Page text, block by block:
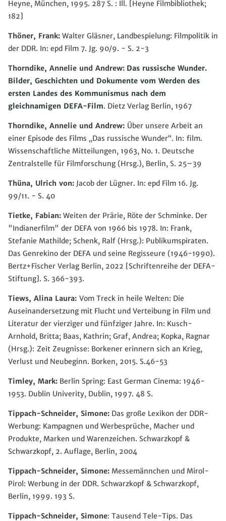
Heyne, München, 1995. 287 S. : Ill. [Heyne Filmbibliothek;
182]
Thöner, Frank: Walter Gläsner, Landbespielung: Filmpolitik in
der DDR. In: epd Film 7. Jg. 90/9. - S. 2-3
Thorndike, Annelie und Andrew: Das russische Wunder.
Bilder, Geschichten und Dokumente vom Werden des
ersten Landes des Kommunismus nach dem
gleichnamigen DEFA-Film. Dietz Verlag Berlin, 1967
Thorndike, Annelie und Andrew: Über unsere Arbeit an
einer Episode des Films „Das russische Wunder“. In: film.
Wissenschaftliche Mitteilungen, 1963, No. 1. Deutsche
Zentralstelle für Filmforschung (Hrsg.), Berlin, S. 25–39
Thüna, Ulrich von: Jacob der Lügner. In: epd Film 16. Jg.
99/11. - S. 40
Tietke, Fabian: Weiten der Prärie, Röte der Schminke. Der
"Indianerfilm" der DEFA von 1966 bis 1978. In: Frank,
Stefanie Mathilde; Schenk, Ralf (Hrsg.): Publikumspiraten.
Das Genrekino der DEFA und seine Regisseure (1946-1990).
Bertz+Fischer Verlag Berlin, 2022 [Schriftenreihe der DEFA-
Stiftung]. S. 366-393.
Tiews, Alina Laura: Vom Treck in heile Welten: Die
Auseinandersetzung mit Flucht und Verteibung in Film und
Literatur der vierziger und fünfziger Jahre. In: Kusch-
Arnhold, Britta; Baas, Kathrin; Graf, Andrea; Kopka, Ragnar
(Hrsg.): Zeit Zeugnisse: Borkener erinnern sich an Krieg,
Verlust und Neubeginn. Borken, 2015. S.46-53
Timley, Mark: Berlin Spring: East German Cinema: 1946-
1953. Dublin Univerity, Dublin, 1997. 48 S.
Tippach-Schneider, Simone: Das große Lexikon der DDR-
Werbung: Kampagnen und Werbesprüche, Macher und
Produkte, Marken und Warenzeichen. Schwarzkopf &
Schwarzkopf, 2. Auflage, Berlin, 2004
Tippach-Schneider, Simone: Messemännchen und Mirol-
Pirol: Werbung in der DDR. Schwarzkopf & Schwarzkopf,
Berlin, 1999. 193 S.
Tippach-Schneider, Simone: Tausend Tele-Tips. Das